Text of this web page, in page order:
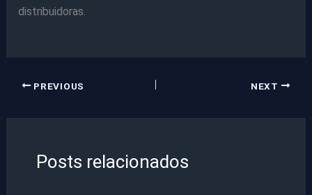
distribuidoras.
PREVIOUS NEXT
Posts relacionados